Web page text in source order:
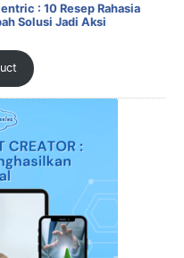
: 10 Resep Rahasia
Solusi Jadi Aksi